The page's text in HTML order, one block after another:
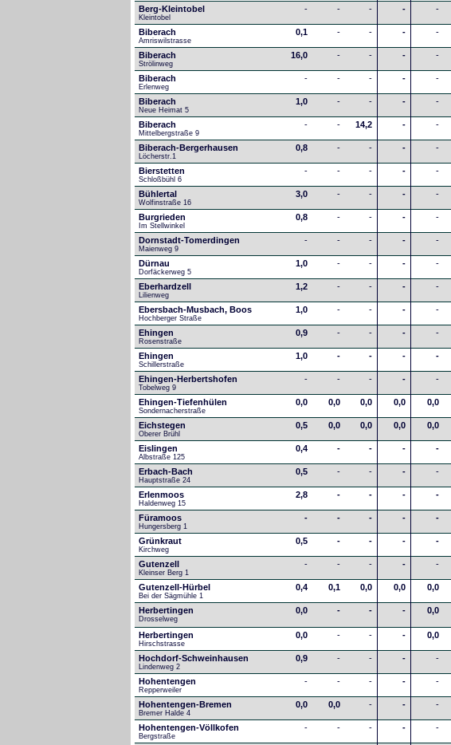
Berg-Kleintobel
Kleintobel
- - - - -
Biberach
Amriswilstrasse
0,1 - - - -
Biberach
Strölinweg
16,0 - - - -
Biberach
Erlenweg
- - - - -
Biberach
Neue Heimat 5
1,0 - - - -
Biberach
Mittelbergstraße 9
- - 14,2 - -
Biberach-Bergerhausen
Löcherstr.1
0,8 - - - -
Bierstetten
Schloßbühl 6
- - - - -
Bühlertal
Wolfinstraße 16
3,0 - - - -
Burgrieden
Im Stellwinkel
0,8 - - - -
Dornstadt-Tomerdingen
Maienweg 9
- - - - -
Dürnau
Dorfäckerweg 5
1,0 - - - -
Eberhardzell
Lilienweg
1,2 - - - -
Ebersbach-Musbach, Boos
Hochberger Straße
1,0 - - - -
Ehingen
Rosenstraße
0,9 - - - -
Ehingen
Schillerstraße
1,0 - - - -
Ehingen-Herbertshofen
Tobelweg 9
- - - - -
Ehingen-Tiefenhülen
Sondernacherstraße
0,0 0,0 0,0 0,0 0,0
Eichstegen
Oberer Brühl
0,5 0,0 0,0 0,0 0,0
Eislingen
Albstraße 125
0,4 - - - -
Erbach-Bach
Hauptstraße 24
0,5 - - - -
Erlenmoos
Haldenweg 15
2,8 - - - -
Füramoos
Hungersberg 1
- - - - -
Grünkraut
Kirchweg
0,5 - - - -
Gutenzell
Kleinser Berg 1
- - - - -
Gutenzell-Hürbel
Bei der Sägmühle 1
0,4 0,1 0,0 0,0 0,0
Herbertingen
Drosselweg
0,0 - - - 0,0
Herbertingen
Hirschstrasse
0,0 - - - 0,0
Hochdorf-Schweinhausen
Lindenweg 2
0,9 - - - -
Hohentengen
Repperweiler
- - - - -
Hohentengen-Bremen
Bremer Halde 4
0,0 0,0 - - -
Hohentengen-Völlkofen
Bergstraße
- - - - -